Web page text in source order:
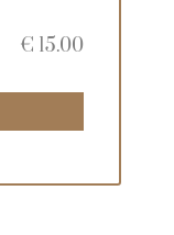
€ 15.00